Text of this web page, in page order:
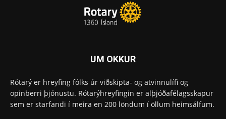
UM OKKUR
Rótarý er hreyfing fólks úr viðskipta- og atvinnulífi og
opinberri þjónustu. Rótarýhreyfingin er alþjóðafélagsskapur
sem er starfandi í meira en 200 löndum í öllum heimsálfum.